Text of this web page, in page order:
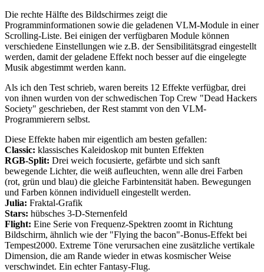
Die rechte Hälfte des Bildschirmes zeigt die
Programminformationen sowie die geladenen VLM-Module in einer
Scrolling-Liste. Bei einigen der verfügbaren Module können
verschiedene Einstellungen wie z.B. der Sensibilitätsgrad eingestellt
werden, damit der geladene Effekt noch besser auf die eingelegte
Musik abgestimmt werden kann.
Als ich den Test schrieb, waren bereits 12 Effekte verfügbar, drei
von ihnen wurden von der schwedischen Top Crew "Dead Hackers
Society" geschrieben, der Rest stammt von den VLM-
Programmierern selbst.
Diese Effekte haben mir eigentlich am besten gefallen:
Classic: klassisches Kaleidoskop mit bunten Effekten
RGB-Split: Drei weich focusierte, gefärbte und sich sanft
bewegende Lichter, die weiß aufleuchten, wenn alle drei Farben
(rot, grün und blau) die gleiche Farbintensität haben. Bewegungen
und Farben können individuell eingestellt werden.
Julia: Fraktal-Grafik
Stars: hübsches 3-D-Sternenfeld
Flight: Eine Serie von Frequenz-Spektren zoomt in Richtung
Bildschirm, ähnlich wie der "Flying the bacon"-Bonus-Effekt bei
Tempest2000. Extreme Töne verursachen eine zusätzliche vertikale
Dimension, die am Rande wieder in etwas kosmischer Weise
verschwindet. Ein echter Fantasy-Flug.